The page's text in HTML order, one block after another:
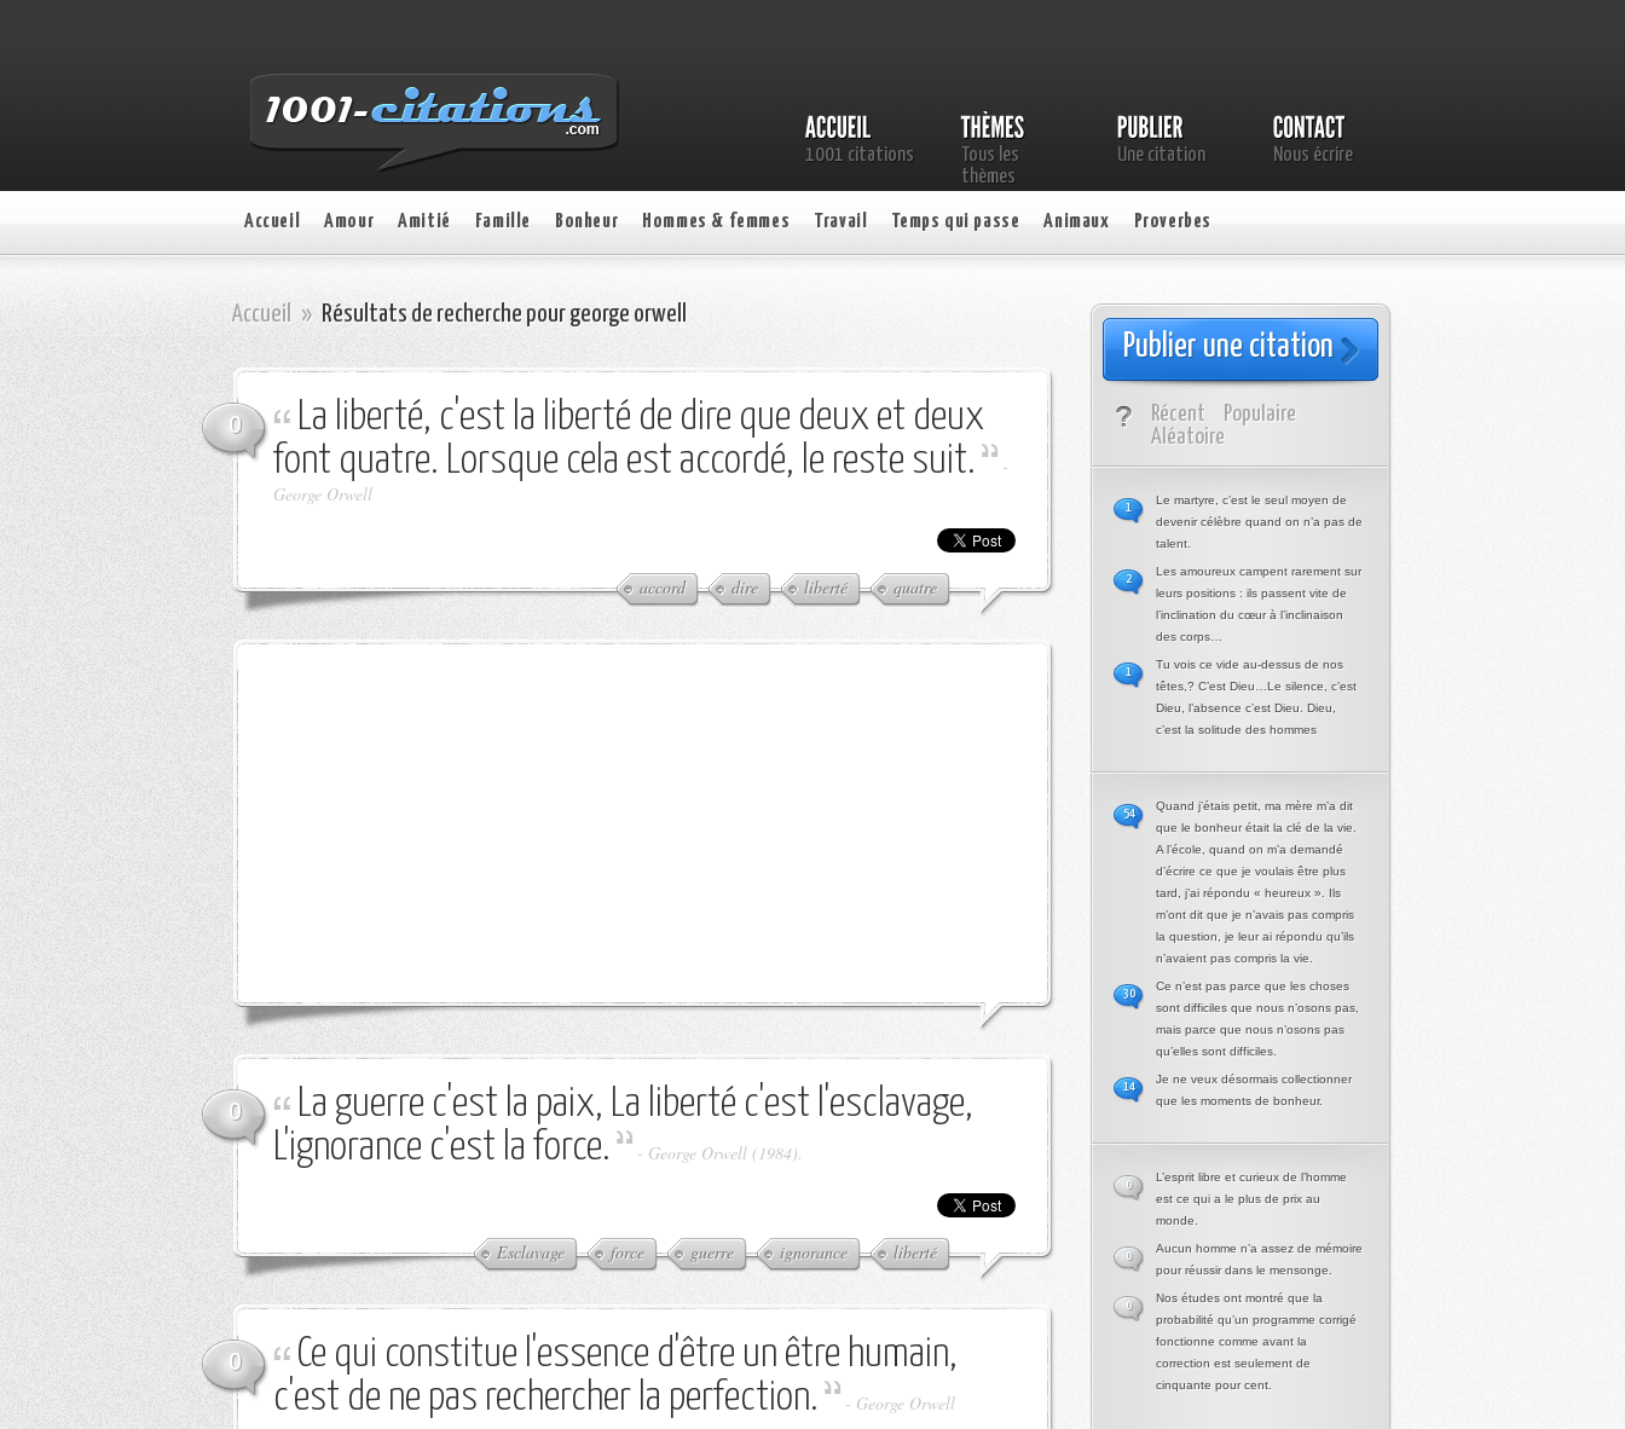
1001 citations
Tous les
thèmes
Une citation Nous écrire
Accueil Amour Amitié Famille Bonheur Hommes & femmes Travail Temps qui passe Animaux Proverbes
Accueil » Résultats de recherche pour george orwell
0
La liberté, c'est la liberté de dire que deux et deux
font quatre. Lorsque cela est accordé, le reste suit.
-
George Orwell
accord dire liberté quatre
0
La guerre c'est la paix, La liberté c'est l'esclavage,
L'ignorance c'est la force.
- George Orwell (1984).
Esclavage force guerre ignorance liberté
0
Ce qui constitue l'essence d'être un être humain,
c'est de ne pas rechercher la perfection.
- George Orwell
Publier une citation
Récent
Populaire
Aléatoire
Le martyre, c’est le seul moyen de
devenir célèbre quand on n’a pas de
talent.
1
Les amoureux campent rarement sur
leurs positions : ils passent vite de
l’inclination du cœur à l’inclinaison
des corps…
2
Tu vois ce vide au-dessus de nos
têtes,? C’est Dieu…Le silence, c’est
Dieu, l’absence c’est Dieu. Dieu,
c’est la solitude des hommes
1
Quand j’étais petit, ma mère m’a dit
que le bonheur était la clé de la vie.
A l’école, quand on m’a demandé
d’écrire ce que je voulais être plus
tard, j’ai répondu « heureux ». Ils
m’ont dit que je n’avais pas compris
la question, je leur ai répondu qu’ils
n’avaient pas compris la vie.
54
Ce n’est pas parce que les choses
sont difficiles que nous n’osons pas,
mais parce que nous n’osons pas
qu’elles sont difficiles.
30
Je ne veux désormais collectionner
que les moments de bonheur.
14
L’esprit libre et curieux de l’homme
est ce qui a le plus de prix au
monde.
0
Aucun homme n’a assez de mémoire
pour réussir dans le mensonge.
0
Nos études ont montré que la
probabilité qu’un programme corrigé
fonctionne comme avant la
correction est seulement de
cinquante pour cent.
0